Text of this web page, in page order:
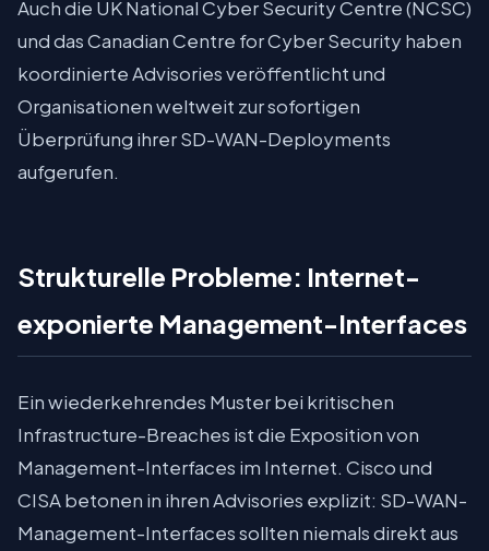
Auch die UK National Cyber Security Centre (NCSC)
und das Canadian Centre for Cyber Security haben
koordinierte Advisories veröffentlicht und
Organisationen weltweit zur sofortigen
Überprüfung ihrer SD-WAN-Deployments
aufgerufen.
Strukturelle Probleme: Internet-
exponierte Management-Interfaces
Ein wiederkehrendes Muster bei kritischen
Infrastructure-Breaches ist die Exposition von
Management-Interfaces im Internet. Cisco und
CISA betonen in ihren Advisories explizit: SD-WAN-
Management-Interfaces sollten niemals direkt aus